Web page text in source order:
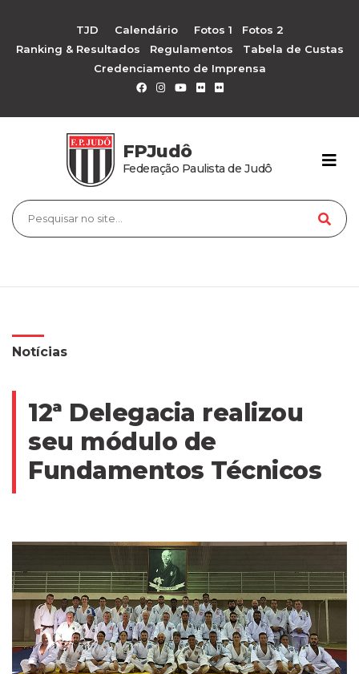
TJD Calendário Fotos 1
Fotos 2
Ranking & Resultados
Regulamentos
Tabela de Custas
Credenciamento de Imprensa
FPJudô
Federação Paulista de Judô
Notícias
12ª Delegacia realizou
seu módulo de
Fundamentos Técnicos